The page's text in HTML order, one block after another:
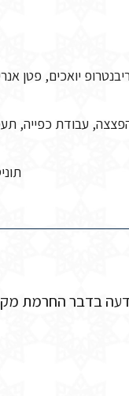
יואכים, פטן
עבודת כפייה,